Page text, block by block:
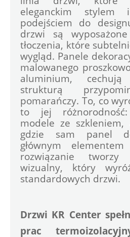
eleganckim stylem i
podejściem do
drzwi są
tłoczenia, które
wygląd. Panele
malowanego
aluminium,
strukturą
pomarańczy. To, co
to jej
modele ze
gdzie sam panel
głównym
rozwiązanie
wizualny, który
standardowych drzwi.
Drzwi KR Center
prac